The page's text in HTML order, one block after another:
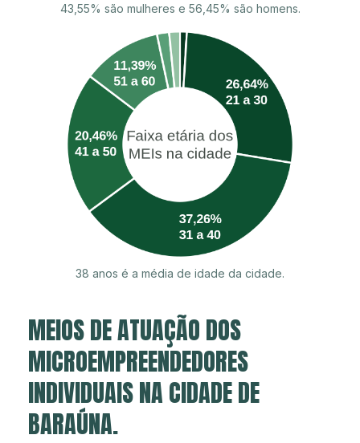
43,55% são mulheres e 56,45% são homens.
38 anos é a média de idade da cidade.
MEIOS DE ATUAÇÃO DOS
MICROEMPREENDEDORES
INDIVIDUAIS NA CIDADE DE
BARAÚNA.